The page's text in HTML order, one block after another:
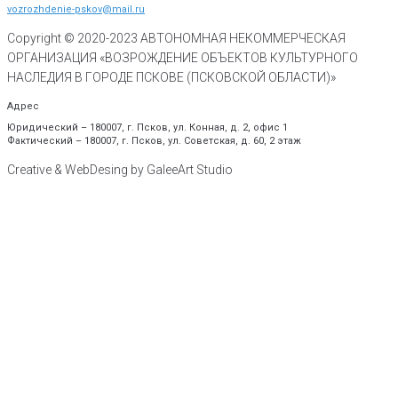
vozrozhdenie-pskov@mail.ru
Copyright © 2020-2023 АВТОНОМНАЯ НЕКОММЕРЧЕСКАЯ
ОРГАНИЗАЦИЯ «ВОЗРОЖДЕНИЕ ОБЪЕКТОВ КУЛЬТУРНОГО
НАСЛЕДИЯ В ГОРОДЕ ПСКОВЕ (ПСКОВСКОЙ ОБЛАСТИ)»
Адрес
Юридический – 180007, г. Псков, ул. Конная, д. 2, офис 1
Фактический – 180007, г. Псков, ул. Советская, д. 60, 2 этаж
Creative & WebDesing by GaleeArt Studio